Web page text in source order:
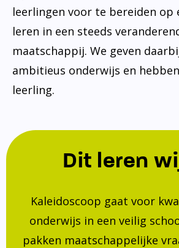
leerlingen voor te bereiden op
leren in een steeds
maatschappij. We geven
ambitieus onderwijs en
leerling.
Dit leren
Kaleidoscoop gaat voor
onderwijs in een veilig
pakken maatschappelijke